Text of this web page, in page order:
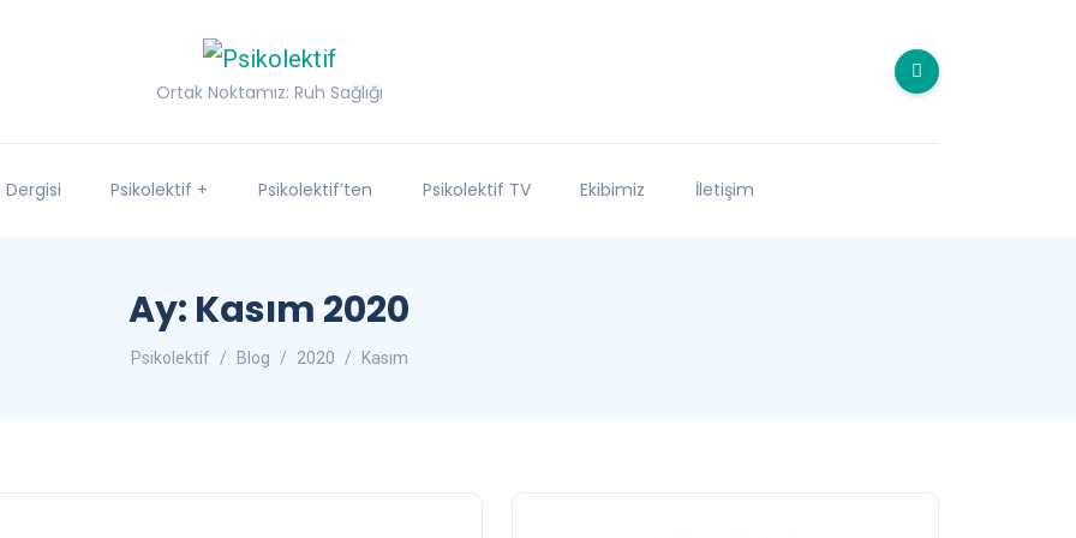
Ortak Noktamız: Ruh Sağlığı
Psikolektif + Psikolektif’ten Psikolektif TV Ekibimiz İletişim
Ay: Kasım 2020
Psikolektif Blog 2020 Kasım